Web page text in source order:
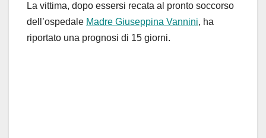
La vittima, dopo essersi recata al pronto soccorso
dell’ospedale Madre Giuseppina Vannini, ha
riportato una prognosi di 15 giorni.